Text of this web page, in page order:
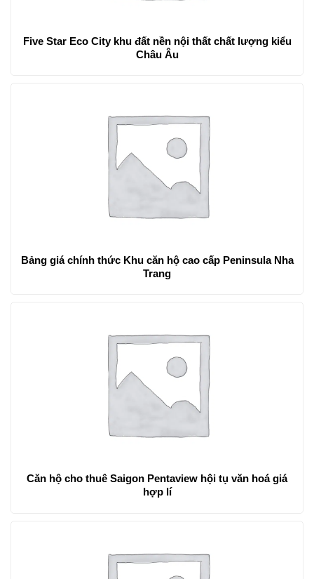
Five Star Eco City khu đất nền nội thất chất lượng kiểu
Châu Âu
Bảng giá chính thức Khu căn hộ cao cấp Peninsula Nha
Trang
Căn hộ cho thuê Saigon Pentaview hội tụ văn hoá giá
hợp lí